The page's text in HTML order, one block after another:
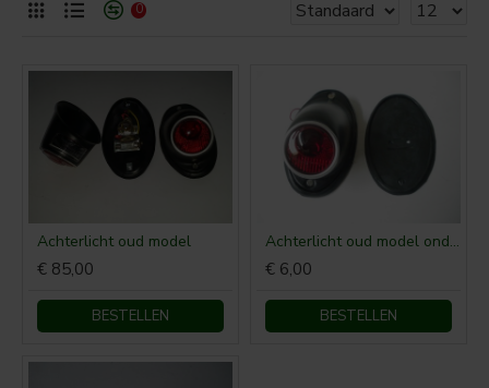
0
Achterlicht oud model
€ 85,00
BESTELLEN
Achterlicht oud model onderrubber
€ 6,00
BESTELLEN